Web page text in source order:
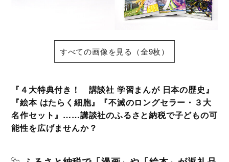
すべての画像を見る（全9枚）
『４大特典付き！ 講談社 学習まんが 日本の歴史』
『絵本 はたらく細胞』『不滅のロングセラー・３大
名作セット』……講談社のふるさと納税で子どもの可
能性を広げませんか？